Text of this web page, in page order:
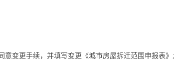
意变更手续，并填写变更《城市房屋拆迁范围申报表》;